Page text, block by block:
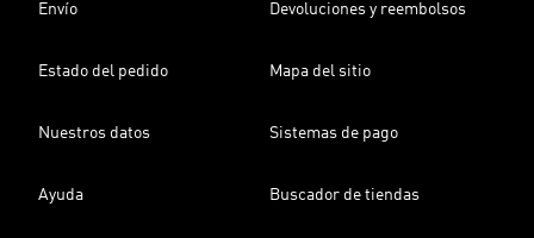
Envío Devoluciones y reembolsos
Estado del pedido Mapa del sitio
Nuestros datos Sistemas de pago
Ayuda Buscador de tiendas